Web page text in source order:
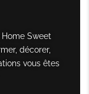
Sweet
décorer,
vous êtes